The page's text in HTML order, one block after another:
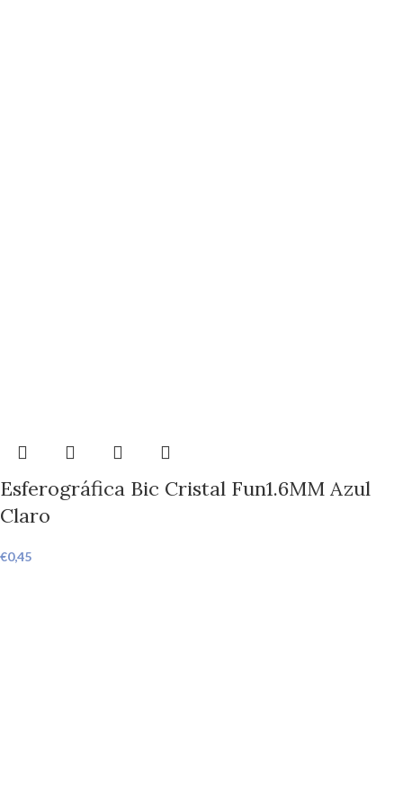
Esferográfica Bic Cristal Fun1.6MM Azul
Claro
€0,45